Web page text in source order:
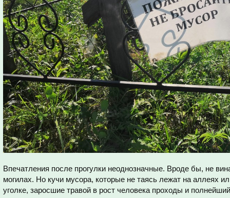
Впечатления после прогулки неоднозначные. Вроде бы, не
могилах. Но кучи мусора, которые не таясь лежат на аллеях
уголке, заросшие травой в рост человека проходы и